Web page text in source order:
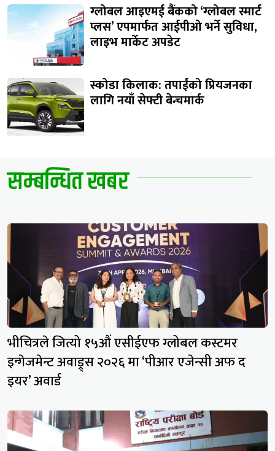
ग्लोबल आइएमई बैंकको ‘ग्लोबल स्मार्ट
प्लस’ एपमार्फत आईपीओ भर्ने सुविधा,
लाइभ मार्केट अपडेट
स्कोडा किलाक: तपाईंको प्रियजनका
लागि नयाँ सेफ्टी बेन्चमार्क
सम्बन्धित खबर
भीचित्रले जित्यो १५औं एसीईएफ ग्लोबल कस्टमर
इन्गेजमेन्ट अवाड्र्स २०२६ मा ‘पीआर एजेन्सी अफ द
इयर’ अवार्ड